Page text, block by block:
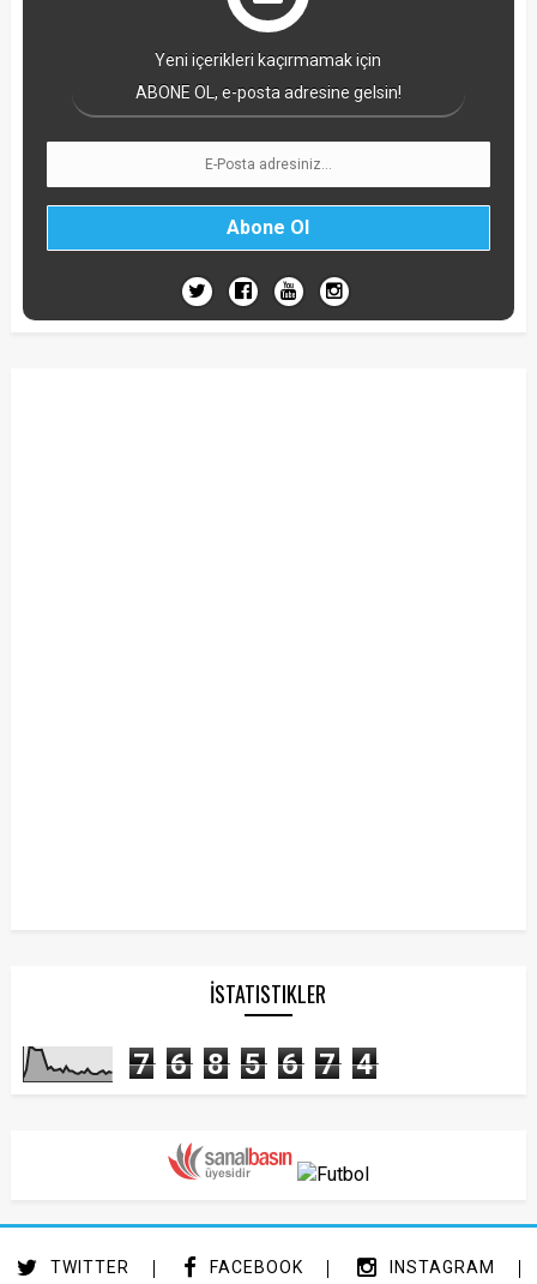
Yeni içerikleri kaçırmamak için
ABONE OL, e-posta adresine gelsin!
İSTATISTIKLER
7 6 8 5 6 7 4
TWITTER FACEBOOK INSTAGRAM